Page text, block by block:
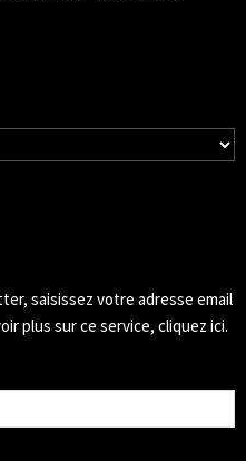
saisissez votre adresse email
plus sur ce service, cliquez ici.